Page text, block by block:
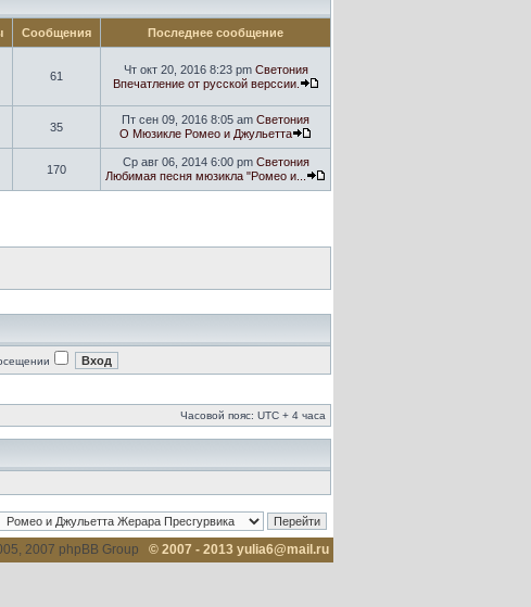
Сообщения Последнее сообщение
61 Чт окт 20, 2016 8:23 pm Светония
Впечатление от русской верссии.
35
Пт сен 09, 2016 8:05 am Светония
О Мюзикле Ромео и Джульетта
170
Ср авг 06, 2014 6:00 pm Светония
Любимая песня мюзикла "Ромео и...
Часовой пояс: UTC + 4 часа
2007 phpBB Group © 2007 - 2013 yulia6@mail.ru